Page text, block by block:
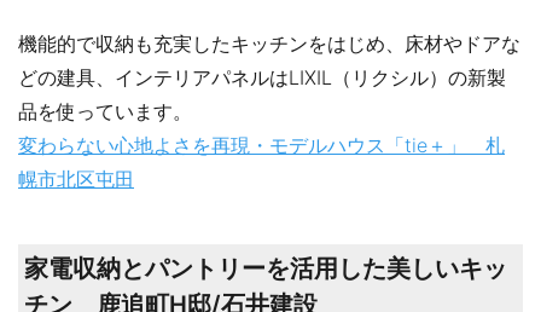
機能的で収納も充実したキッチンをはじめ、床材やドアな
どの建具、インテリアパネルはLIXIL（リクシル）の新製
品を使っています。
変わらない心地よさを再現・モデルハウス「tie＋」 札
幌市北区屯田
家電収納とパントリーを活用した美しいキッ
チン 鹿追町H邸/石井建設